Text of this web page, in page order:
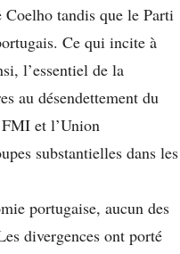
tandis que le Parti
Ce qui incite à
l’essentiel de la
au désendettement du
et l’Union
substantielles dans les
portugaise, aucun des
divergences ont porté